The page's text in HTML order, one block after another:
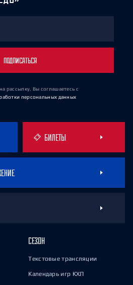
ПОДПИСАТЬСЯ
рассылку, Вы соглашаетесь с
персональных данных
БИЛЕТЫ
СЕЗОН
Текстовые трансляции
Календарь игр КХЛ